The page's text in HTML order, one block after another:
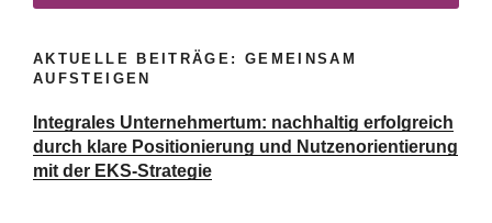
AKTUELLE BEITRÄGE: GEMEINSAM
AUFSTEIGEN
Integrales Unternehmertum: nachhaltig erfolgreich
durch klare Positionierung und Nutzenorientierung
mit der EKS-Strategie